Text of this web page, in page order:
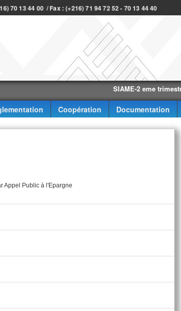
70 13 44 00 / Fax : (+216) 71 94 72 52 - 70 13 44 40
SIAME-2 eme trimestre-2026
Coopération Documentation
Appel Public à l'Epargne